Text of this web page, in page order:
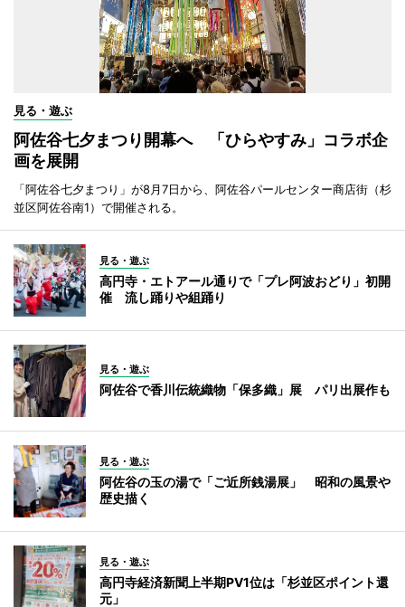
見る・遊ぶ
阿佐谷七夕まつり開幕へ 「ひらやすみ」コラボ企
画を展開
「阿佐谷七夕まつり」が8月7日から、阿佐谷パールセンター商店街（杉
並区阿佐谷南1）で開催される。
見る・遊ぶ
高円寺・エトアール通りで「プレ阿波おどり」初開
催 流し踊りや組踊り
見る・遊ぶ
阿佐谷で香川伝統織物「保多織」展 パリ出展作も
見る・遊ぶ
阿佐谷の玉の湯で「ご近所銭湯展」 昭和の風景や
歴史描く
見る・遊ぶ
高円寺経済新聞上半期PV1位は「杉並区ポイント還
元」